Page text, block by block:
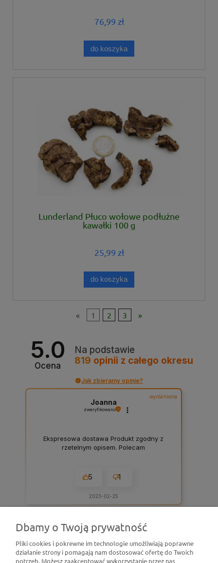
76,99 zł
do koszyka
Lunderland Płuco wołowe podłużne
kawałki 100 g
25,99 zł
do koszyka
« 1 2 3 »
5.0
Ocena
Na podstawie
819 opinii z całego okresu
Jak zbieramy opinie?
wyróżniona
Joanna
zweryfikowano
Ekspresowa dostawa Produkt zgodny z
rzetelnym opisem. Polecam
5 1
2023-02-25
zebranych i zweryfikowanych przez
Pomoc
Dbamy o Twoją prywatność
Pliki cookies i pokrewne im technologie umożliwiają poprawne
działanie strony i pomagają nam dostosować ofertę do Twoich
potrzeb. Możesz zaakceptować wykorzystanie przez nas